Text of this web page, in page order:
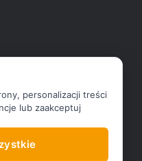
personalizacji treści
lub zaakceptuj